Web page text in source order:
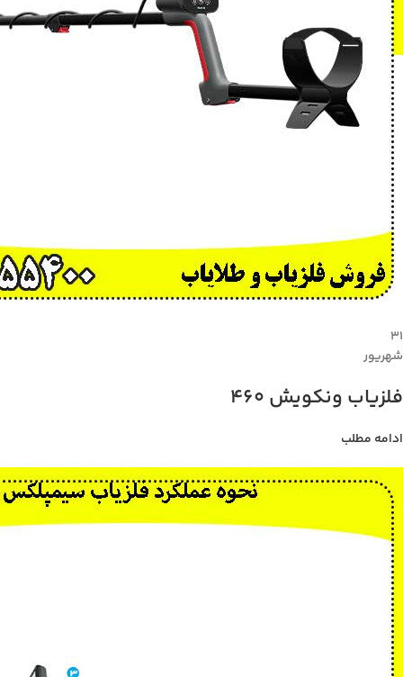
۳۱
شهریور
فلزیاب ونکویش 460
ادامه مطلب